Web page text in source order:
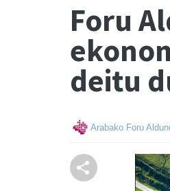
Foru
deitu
Arabako Foru